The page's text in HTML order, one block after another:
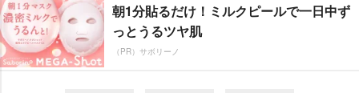
朝1分貼るだけ！ミルクピールで一日中ず
っとうるツヤ肌
（PR）サボリーノ